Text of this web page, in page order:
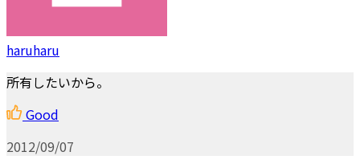
haruharu
所有したいから。
Good
2012/09/07